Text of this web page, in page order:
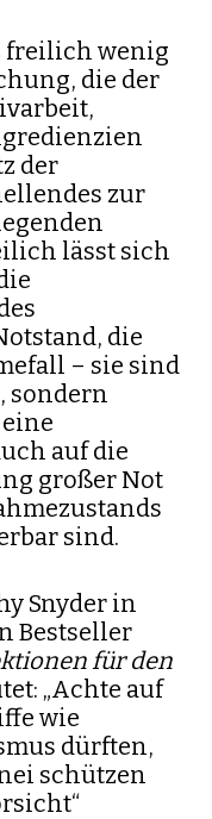
freilich wenig
die der
der
zur
lässt sich
die
– sie sind
sondern
auf die
großer Not
sind.
Snyder in
Best­seller
für den
„Achte auf
wie
dürften,
schützen